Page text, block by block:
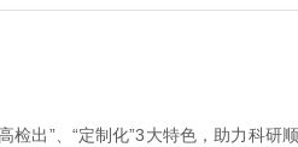
出”、“定制化”3大特色，助力科研顺